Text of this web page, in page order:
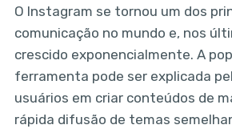
O Instagram se tornou um dos
comunicação no mundo e, nos
crescido exponencialmente. A
ferramenta pode ser explicada
usuários em criar conteúdos de
rápida difusão de temas